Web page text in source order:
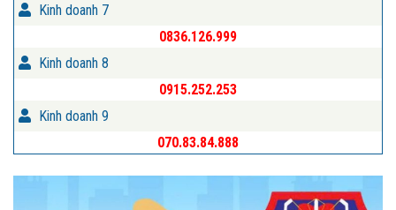
Kinh doanh 7
0836.126.999
Kinh doanh 8
0915.252.253
Kinh doanh 9
070.83.84.888